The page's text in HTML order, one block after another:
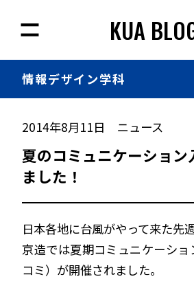
KUA
情報デザイン学科
2014年8月11日 ニュース
夏のコミュニケーション
ました！
日本各地に台風がやって来た先週
京造では夏期コミュニケーシ
コミ）が開催されました。